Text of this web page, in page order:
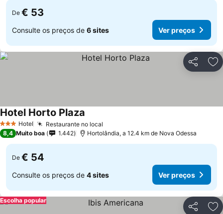
De € 53
Consulte os preços de 6 sites Ver preços
Partilhar
3 EstrelasHotel Restaurante no local
Hotel Horto Plaza
8,4 Muito boa 1.442 Hortolândia, a 12.4 km de Nova Odessa
De € 54
Consulte os preços de 4 sites Ver preços
Partilhar
Escolha popular